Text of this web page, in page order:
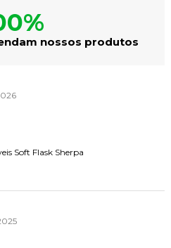
nossos produtos
Soft Flask Sherpa